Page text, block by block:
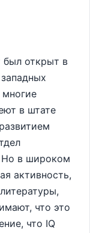
был открыт в
в штате
Но в широком
активность,
что это
что IQ